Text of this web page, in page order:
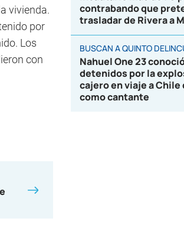
vivienda.
por
Los
con
contrabando que
trasladar de Rivera a
BUSCAN A QUINTO
Nahuel One 23
detenidos por la
cajero en viaje a Chile
como cantante